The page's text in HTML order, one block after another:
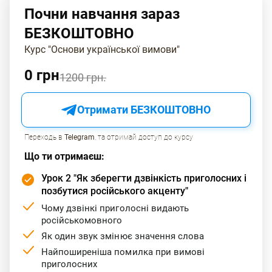
запам'ятовуйте правила вимови звуку ґ!
Почни навчання зараз
БЕЗКОШТОВНО
Курс "Основи української вимови"
0 грн1200 грн.
Отримати БЕЗКОШТОВНО
Переходь в Telegram, та отримай доступ до курсу
Що ти отримаєш:
Урок 2 "Як зберегти дзвінкість приголосних і
позбутися російського акценту"
Чому дзвінкі приголосні видають
російськомовного
Як один звук змінює значення слова
Найпоширеніша помилка при вимові
приголосних